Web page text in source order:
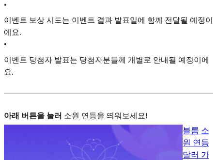
•
이벤트 보상 시드는 이벤트 결과 발표일에 함께 전달될 예정이
에요.
•
이벤트 당첨자 발표는 당첨자분들께 개별로 안내될 예정이에
요.
아래 버튼을 눌러 소원 연등을 띄워보세요!
블룸 소
원 연등
달러 가